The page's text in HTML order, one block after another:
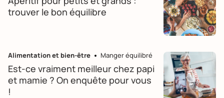
trouver le bon équilibre
Alimentation et bien-être Manger équilibré
Est-ce vraiment meilleur chez papi
et mamie ? On enquête pour vous
!